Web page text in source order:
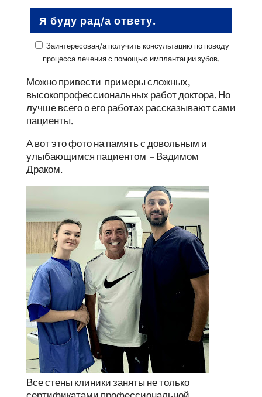
Заинтересован/а получить консультацию по поводу
процесса лечения с помощью имплантации зубов.
Можно привести примеры сложных,
высокопрофессиональных работ доктора. Но
лучше всего о его работах рассказывают сами
пациенты.
А вот это фото на память с довольным и
улыбающимся пациентом – Вадимом
Драком.
Все стены клиники заняты не только